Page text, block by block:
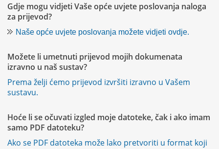
Gdje mogu vidjeti Vaše opće uvjete poslovanja naloga
za prijevod?
Naše opće uvjete poslovanja možete vidjeti ovdje.
Možete li umetnuti prijevod mojih dokumenata
izravno u naš sustav?
Prema želji ćemo prijevod izvršiti izravno u Vašem
sustavu.
Hoće li se očuvati izgled moje datoteke, čak i ako imam
samo PDF datoteku?
Ako se PDF datoteka može lako pretvoriti u format koji